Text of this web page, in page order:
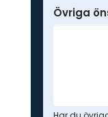
Övriga